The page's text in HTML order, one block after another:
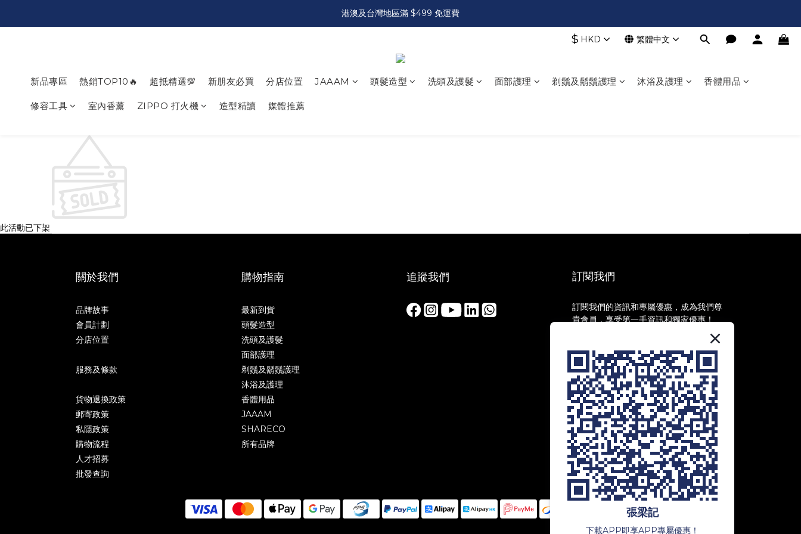
港澳及台灣地區滿 $499 免運費
$ HKD 繁體中文
新品專區 熱銷TOP10🔥 超抵精選💯 新朋友必買 分店位置 JAAAM 頭髮造型 洗頭及護髮 面部護理 剃鬚及鬍鬚護理 沐浴及護理 香體用品
修容工具 室內香薰 ZIPPO 打火機 造型精讀 媒體推薦
此活動已下架
關於我們
品牌故事
會員計劃
分店位置
服務及條款
貨物退換政策
郵寄政策
私隱政策
購物流程
人才招募
批發查詢
購物指南
最新到貨
頭髮造型
洗頭及護髮
面部護理
剃鬚及鬍鬚護理
沐浴及護理
香體用品
JAAAM
SHARECO
所有品牌
追蹤我們 訂閱我們
訂閱我們的資訊和專屬優惠，成為我們尊
貴會員，享受第一手資訊和獨家優惠！
訂閱
張梁記
下載APP即享APP專屬優惠！